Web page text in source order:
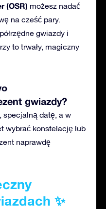
(OSR) możesz nadać
na cześć pary.
gwiazdy i
to trwały, magiczny
gwiazdy?
specjalną datę, a w
wybrać konstelację lub
naprawdę
✨